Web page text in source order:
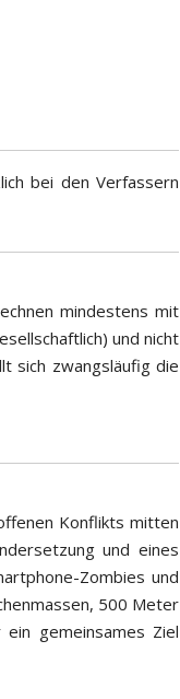
bei den Verfassern
mindestens mit
und nicht
sich zwangsläufig die
Konflikts mitten
und eines
Zombies und
500 Meter
gemeinsames Ziel